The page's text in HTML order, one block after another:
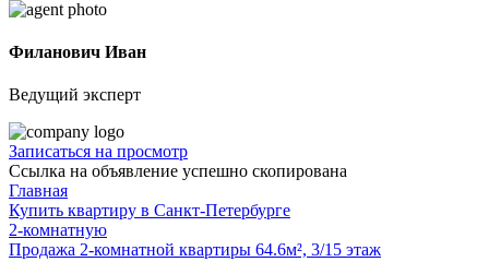
Филанович Иван
Ведущий эксперт
Записаться на просмотр
Ссылка на объявление успешно скопирована
Главная
Купить квартиру в Санкт-Петербурге
2-комнатную
Продажа 2-комнатной квартиры 64.6м², 3/15 этаж